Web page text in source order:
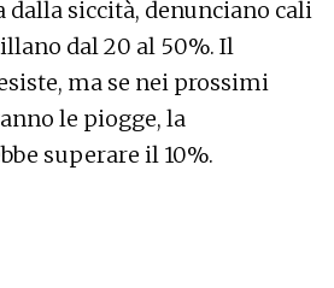
siccità, denunciano cali
dal 20 al 50%. Il
ma se nei prossimi
le piogge, la
superare il 10%.